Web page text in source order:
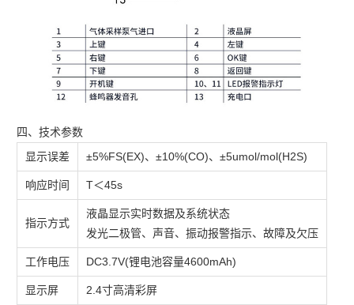
四、技术参数
显示误差
±5%FS(EX)、±10%(CO)、±5umol/mol(H2S)
响应时间 T＜45s
指示方式
液晶显示实时数据及系统状态
发光二极管、声音、振动报警指示、故障及欠压
工作电压 DC3.7V(锂电池容量4600mAh)
显示屏 2.4寸高清彩屏